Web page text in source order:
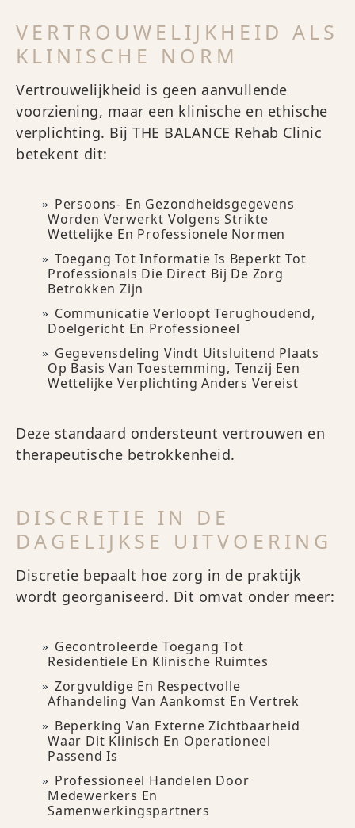
VERTROUWELIJKHEID ALS
KLINISCHE NORM
Vertrouwelijkheid is geen aanvullende
voorziening, maar een klinische en ethische
verplichting. Bij THE BALANCE Rehab Clinic
betekent dit:
Persoons- En Gezondheidsgegevens
Worden Verwerkt Volgens Strikte
Wettelijke En Professionele Normen
Toegang Tot Informatie Is Beperkt Tot
Professionals Die Direct Bij De Zorg
Betrokken Zijn
Communicatie Verloopt Terughoudend,
Doelgericht En Professioneel
Gegevensdeling Vindt Uitsluitend Plaats
Op Basis Van Toestemming, Tenzij Een
Wettelijke Verplichting Anders Vereist
Deze standaard ondersteunt vertrouwen en
therapeutische betrokkenheid.
DISCRETIE IN DE
DAGELIJKSE UITVOERING
Discretie bepaalt hoe zorg in de praktijk
wordt georganiseerd. Dit omvat onder meer:
Gecontroleerde Toegang Tot
Residentiële En Klinische Ruimtes
Zorgvuldige En Respectvolle
Afhandeling Van Aankomst En Vertrek
Beperking Van Externe Zichtbaarheid
Waar Dit Klinisch En Operationeel
Passend Is
Professioneel Handelen Door
Medewerkers En
Samenwerkingspartners